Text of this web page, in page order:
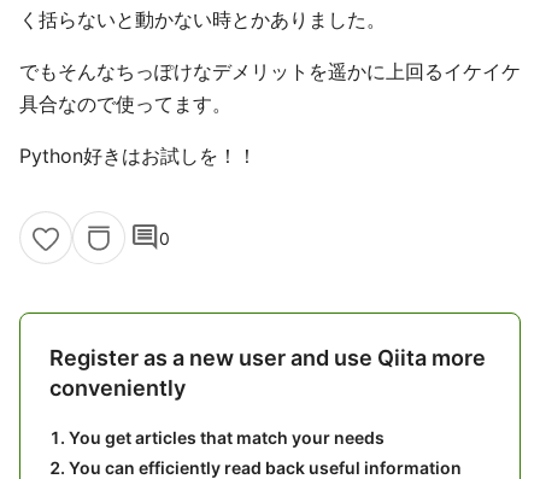
く括らないと動かない時とかありました。
でもそんなちっぽけなデメリットを遥かに上回るイケイケ
具合なので使ってます。
Python好きはお試しを！！
comment0
Register as a new user and use Qiita more
conveniently
You get articles that match your needs
You can efficiently read back useful information